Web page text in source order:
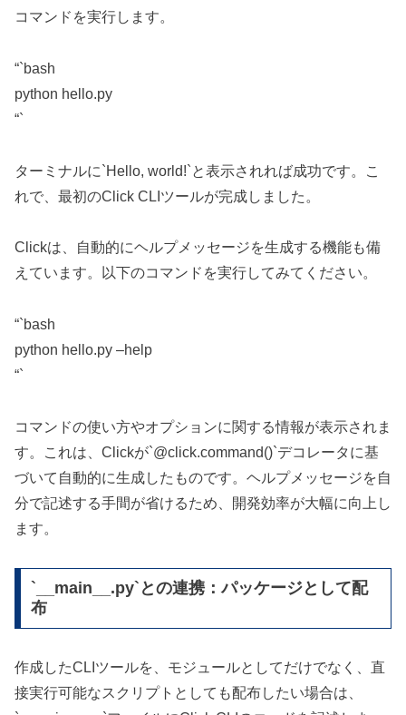
コマンドを実行します。
“`bash
python hello.py
“`
ターミナルに`Hello, world!`と表示されれば成功です。こ
れで、最初のClick CLIツールが完成しました。
Clickは、自動的にヘルプメッセージを生成する機能も備
えています。以下のコマンドを実行してみてください。
“`bash
python hello.py –help
“`
コマンドの使い方やオプションに関する情報が表示されま
す。これは、Clickが`@click.command()`デコレータに基
づいて自動的に生成したものです。ヘルプメッセージを自
分で記述する手間が省けるため、開発効率が大幅に向上し
ます。
`__main__.py`との連携：パッケージとして配
布
作成したCLIツールを、モジュールとしてだけでなく、直
接実行可能なスクリプトとしても配布したい場合は、